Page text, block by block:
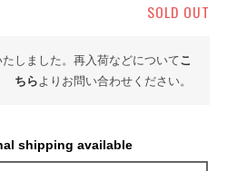
SOLD OUT
しました。再入荷などについてこ
ちらよりお問い合わせください。
shipping available